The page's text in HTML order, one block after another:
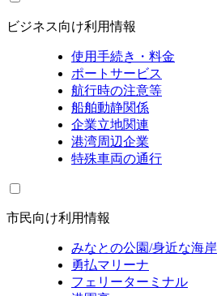
ビジネス向け利用情報
使用手続き・料金
ポートサービス
航行時の注意等
船舶動静関係
企業立地関連
港湾周辺企業
特殊車両の通行
市民向け利用情報
みなとの公園/身近な海岸
勇払マリーナ
フェリーターミナル